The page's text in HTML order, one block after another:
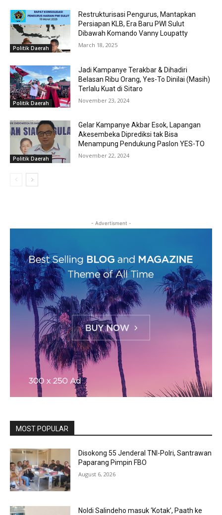
Politik Daerah
Restrukturisasi Pengurus, Mantapkan
Persiapan KLB, Era Baru PWI Sulut
Dibawah Komando Vanny Loupatty
March 18, 2025
Politik Daerah
Jadi Kampanye Terakbar & Dihadiri
Belasan Ribu Orang, Yes-To Dinilai (Masih)
Terlalu Kuat di Sitaro
November 23, 2024
Politik Daerah
Gelar Kampanye Akbar Esok, Lapangan
Akesembeka Diprediksi tak Bisa
Menampung Pendukung Paslon YES-TO
November 22, 2024
- Advertisment -
MOST POPULAR
Disokong 55 Jenderal TNI-Polri, Santrawan
Paparang Pimpin FBO
August 6, 2026
Noldi Salindeho masuk ‘Kotak’, Paath ke